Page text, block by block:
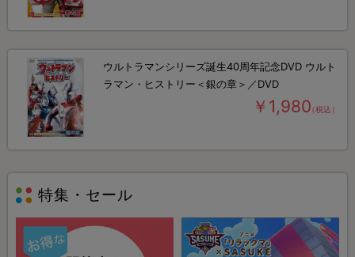
ウルトラマンシリーズ誕生40周年記念DVD ウルト
ラマン・ヒストリー＜銀の章＞／DVD
￥1,980（税込）
特集・セール